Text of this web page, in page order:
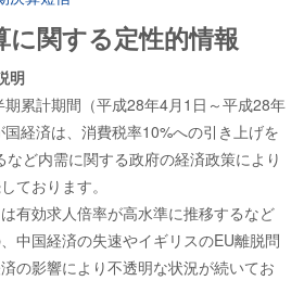
に関する定性的情報
明
累計期間（平成28年4月1日～平成28年
経済は、消費税率10%への引き上げを
ど内需に関する政府の経済政策により
ております。
有効求人倍率が高水準に推移するなど
中国経済の失速やイギリスのEU離脱問
の影響により不透明な状況が続いてお